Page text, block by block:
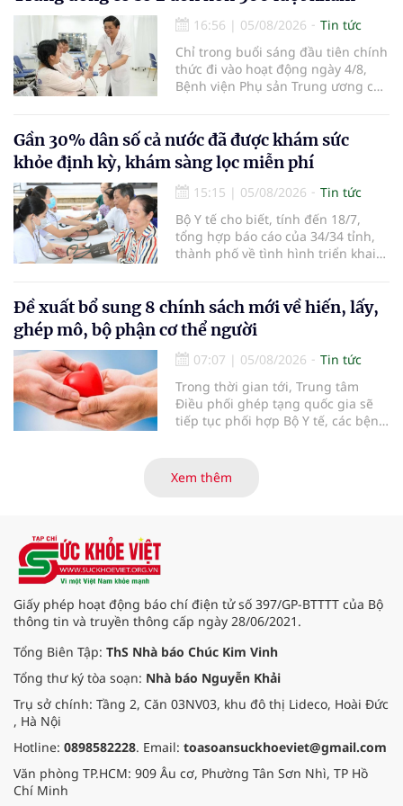
hàng không, thúc đẩy mở mới các
đường bay nội địa và quốc tế.
16:56 | 05/08/2026
Tin tức
Chỉ trong buổi sáng đầu tiên chính
thức đi vào hoạt động ngày 4/8,
Bệnh viện Phụ sản Trung ương cơ
em bé đầu tiên chào đời.
Gần 30% dân số cả nước đã được khám sức
khỏe định kỳ, khám sàng lọc miễn phí
15:15 | 05/08/2026
Tin tức
Bộ Y tế cho biết, tính đến 18/7,
tổng hợp báo cáo của 34/34 tỉnh,
thành phố về tình hình triển khai
nhận 32.286.360 người, chiếm gần
30% dân số cả nước đã được khám
sức khỏe định kỳ năm nay.
Đề xuất bổ sung 8 chính sách mới về hiến, lấy,
ghép mô, bộ phận cơ thể người
07:07 | 05/08/2026
Tin tức
Trong thời gian tới, Trung tâm
Điều phối ghép tạng quốc gia sẽ
tiếp tục phối hợp Bộ Y tế, các bệnh
cường truyền thông, hoàn thiện
quy trình chuyên môn và hệ thống
Xem thêm
Giấy phép hoạt động báo chí điện tử số 397/GP-BTTTT của Bộ
thông tin và truyền thông cấp ngày 28/06/2021.
Tổng Biên Tập: ThS Nhà báo Chúc Kim Vinh
Tổng thư ký tòa soạn: Nhà báo Nguyễn Khải
Trụ sở chính: Tầng 2, Căn 03NV03, khu đô thị Lideco, Hoài Đức
, Hà Nội
Hotline: 0898582228. Email: toasoansuckhoeviet@gmail.com
Văn phòng TP.HCM: 909 Âu cơ, Phường Tân Sơn Nhì, TP Hồ
Chí Minh